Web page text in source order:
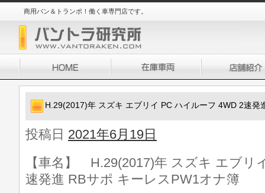
商用バン＆トランポ！働く車専門店です。
H.29(2017)年 スズキ エブリイ PC ハイルーフ 4WD 2速発
投稿日 2021年6月19日
【車名】 H.29(2017)年 スズキ エブリ
速発進 RBサポ キーレスPW1オナ簿